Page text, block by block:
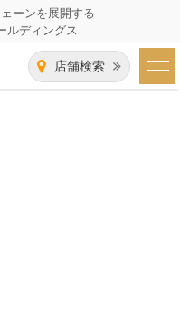
ーンを展開する
ルディングス
店舗検索